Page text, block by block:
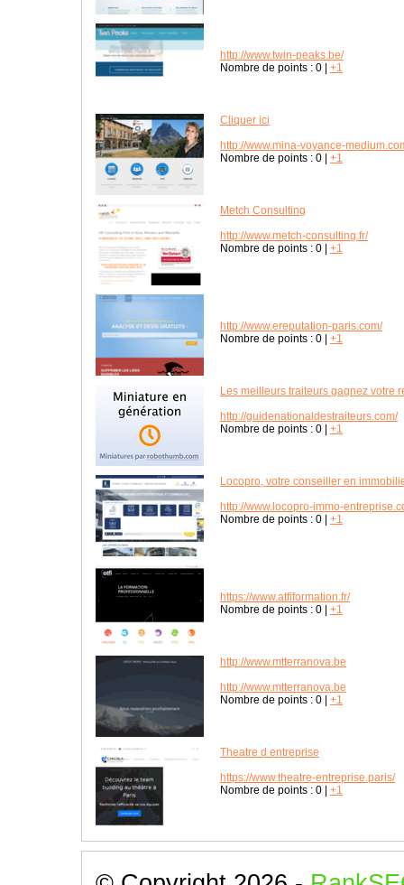
http://www.twin-peaks.be/
Nombre de points : 0 +1
Cliquer ici
http://www.mina-voyance-
Nombre de points : 0 +1
Metch Consulting
http://www.metch-consulting.fr/
Nombre de points : 0 +1
http://www.ereputation-paris.com/
Nombre de points : 0 +1
Les meilleurs traiteurs gagnez votre
http://guidenationaldestraiteurs.com/
Nombre de points : 0 +1
Locopro, votre conseiller en
http://www.locopro-immo-
Nombre de points : 0 +1
https://www.atfiformation.fr/
Nombre de points : 0 +1
http://www.mtterranova.be
http://www.mtterranova.be
Nombre de points : 0 +1
Theatre d entreprise
https://www.theatre-entreprise.paris/
Nombre de points : 0 +1